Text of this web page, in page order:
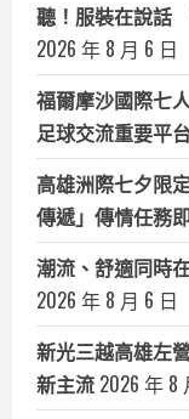
聽！服裝在說話
2026 年 8 月 6 日
福爾摩沙國際七
足球交流重要平
高雄洲際七夕限
傳遞」傳情任務
潮流、舒適同時
2026 年 8 月 6 日
新光三越高雄左
新主流 2026 年 8